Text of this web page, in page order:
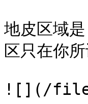
地皮区域
区只在你
![](/